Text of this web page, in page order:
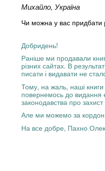
Михайло, Україна
Чи можна у вас придбати
Добридень!
Раніше ми продавали
різних сайтах. В
писати і видавати не
Тому, на жаль, наші
повернемось до видання
законодавства про
Але ми можемо за кордон
На все добре, Пахно